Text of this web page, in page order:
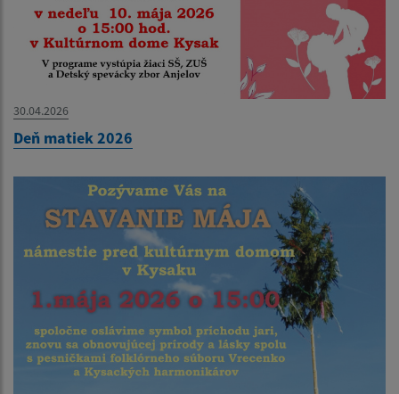
30.04.2026
Deň matiek 2026